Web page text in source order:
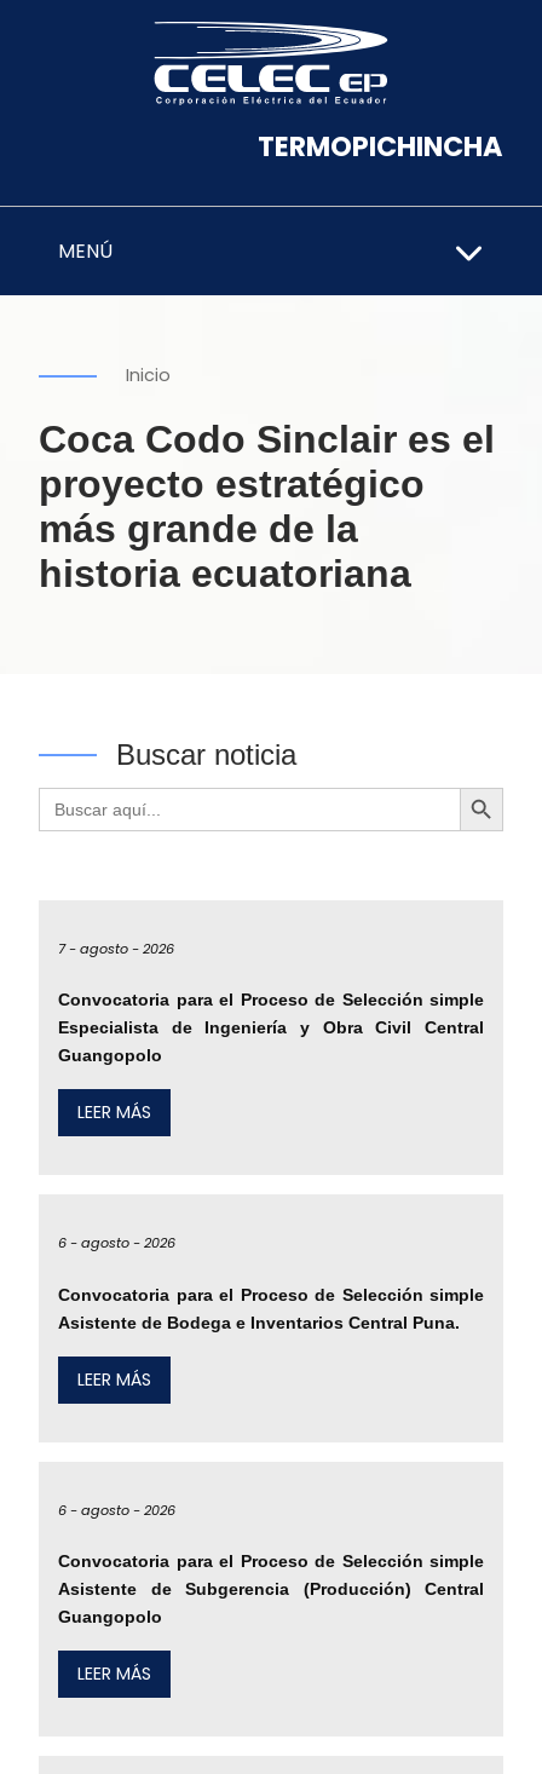
TERMOPICHINCHA
MENÚ
Inicio
Coca Codo Sinclair es el
proyecto estratégico
más grande de la
historia ecuatoriana
Buscar noticia
Buscar: Botón de búsqueda
7 -agosto -2026
Convocatoria para el Proceso de Selección simple
Especialista de Ingeniería y Obra Civil Central
Guangopolo
LEER MÁS
6 -agosto -2026
Convocatoria para el Proceso de Selección simple
Asistente de Bodega e Inventarios Central Puna.
LEER MÁS
6 -agosto -2026
Convocatoria para el Proceso de Selección simple
Asistente de Subgerencia (Producción) Central
Guangopolo
LEER MÁS